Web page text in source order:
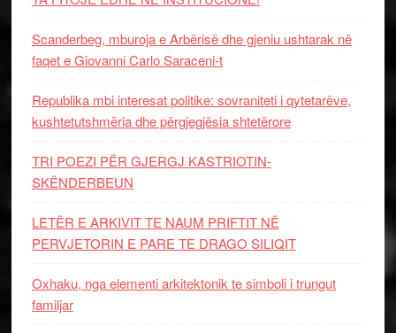
Scanderbeg, mburoja e Arbërisë dhe gjeniu ushtarak në
faqet e Giovanni Carlo Saraceni-t
Republika mbi interesat politike: sovraniteti i qytetarëve,
kushtetutshmëria dhe përgjegjësia shtetërore
TRI POEZI PËR GJERGJ KASTRIOTIN-
SKËNDERBEUN
LETËR E ARKIVIT TE NAUM PRIFTIT NË
PERVJETORIN E PARE TE DRAGO SILIQIT
Oxhaku, nga elementi arkitektonik te simboli i trungut
familjar